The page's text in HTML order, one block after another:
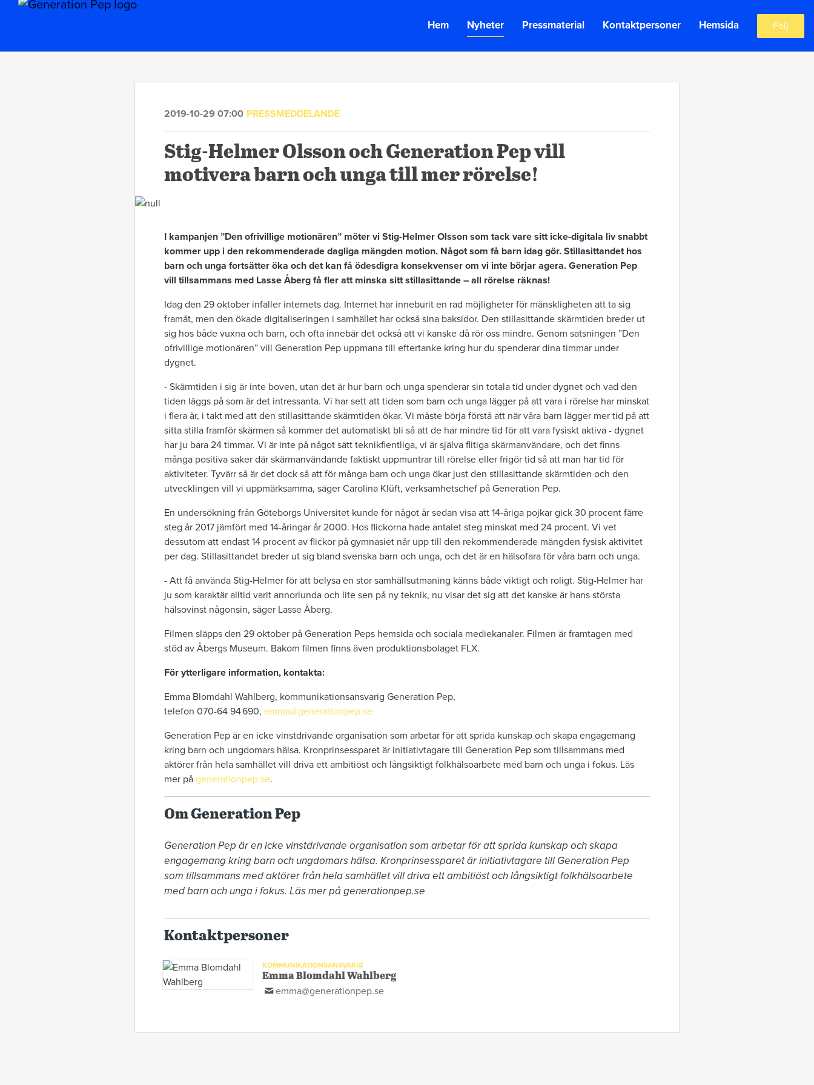
Hem Nyheter Pressmaterial Kontaktpersoner Hemsida Följ
2019-10-29 07:00 PRESSMEDDELANDE
Stig-Helmer Olsson och Generation Pep vill
motivera barn och unga till mer rörelse!
I kampanjen ”Den ofrivillige motionären” möter vi Stig-Helmer Olsson som tack vare sitt icke-digitala liv snabbt
kommer upp i den rekommenderade dagliga mängden motion. Något som få barn idag gör. Stillasittandet hos
barn och unga fortsätter öka och det kan få ödesdigra konsekvenser om vi inte börjar agera. Generation Pep
vill tillsammans med Lasse Åberg få fler att minska sitt stillasittande – all rörelse räknas!
Idag den 29 oktober infaller internets dag. Internet har inneburit en rad möjligheter för mänskligheten att ta sig
framåt, men den ökade digitaliseringen i samhället har också sina baksidor. Den stillasittande skärmtiden breder ut
sig hos både vuxna och barn, och ofta innebär det också att vi kanske då rör oss mindre. Genom satsningen ”Den
ofrivillige motionären” vill Generation Pep uppmana till eftertanke kring hur du spenderar dina timmar under
dygnet.
- Skärmtiden i sig är inte boven, utan det är hur barn och unga spenderar sin totala tid under dygnet och vad den
tiden läggs på som är det intressanta. Vi har sett att tiden som barn och unga lägger på att vara i rörelse har minskat
i flera år, i takt med att den stillasittande skärmtiden ökar. Vi måste börja förstå att när våra barn lägger mer tid på att
sitta stilla framför skärmen så kommer det automatiskt bli så att de har mindre tid för att vara fysiskt aktiva - dygnet
har ju bara 24 timmar. Vi är inte på något sätt teknikfientliga, vi är själva flitiga skärmanvändare, och det finns
många positiva saker där skärmanvändande faktiskt uppmuntrar till rörelse eller frigör tid så att man har tid för
aktiviteter. Tyvärr så är det dock så att för många barn och unga ökar just den stillasittande skärmtiden och den
utvecklingen vill vi uppmärksamma, säger Carolina Klüft, verksamhetschef på Generation Pep.
En undersökning från Göteborgs Universitet kunde för något år sedan visa att 14-åriga pojkar gick 30 procent färre
steg år 2017 jämfört med 14-åringar år 2000. Hos flickorna hade antalet steg minskat med 24 procent. Vi vet
dessutom att endast 14 procent av flickor på gymnasiet når upp till den rekommenderade mängden fysisk aktivitet
per dag. Stillasittandet breder ut sig bland svenska barn och unga, och det är en hälsofara för våra barn och unga.
- Att få använda Stig-Helmer för att belysa en stor samhällsutmaning känns både viktigt och roligt. Stig-Helmer har
ju som karaktär alltid varit annorlunda och lite sen på ny teknik, nu visar det sig att det kanske är hans största
hälsovinst någonsin, säger Lasse Åberg.
Filmen släpps den 29 oktober på Generation Peps hemsida och sociala mediekanaler. Filmen är framtagen med
stöd av Åbergs Museum. Bakom filmen finns även produktionsbolaget FLX.
För ytterligare information, kontakta:
Emma Blomdahl Wahlberg, kommunikationsansvarig Generation Pep,
telefon 070-64 94 690, emma@generationpep.se
Generation Pep är en icke vinstdrivande organisation som arbetar för att sprida kunskap och skapa engagemang
kring barn och ungdomars hälsa. Kronprinsessparet är initiativtagare till Generation Pep som tillsammans med
aktörer från hela samhället vill driva ett ambitiöst och långsiktigt folkhälsoarbete med barn och unga i fokus. Läs
mer på generationpep.se.
Om Generation Pep
Generation Pep är en icke vinstdrivande organisation som arbetar för att sprida kunskap och skapa
engagemang kring barn och ungdomars hälsa. Kronprinsessparet är initiativtagare till Generation Pep
som tillsammans med aktörer från hela samhället vill driva ett ambitiöst och långsiktigt folkhälsoarbete
med barn och unga i fokus. Läs mer på generationpep.se
Kontaktpersoner
KOMMUNIKATIONSANSVARIG
Emma Blomdahl Wahlberg
emma@generationpep.se